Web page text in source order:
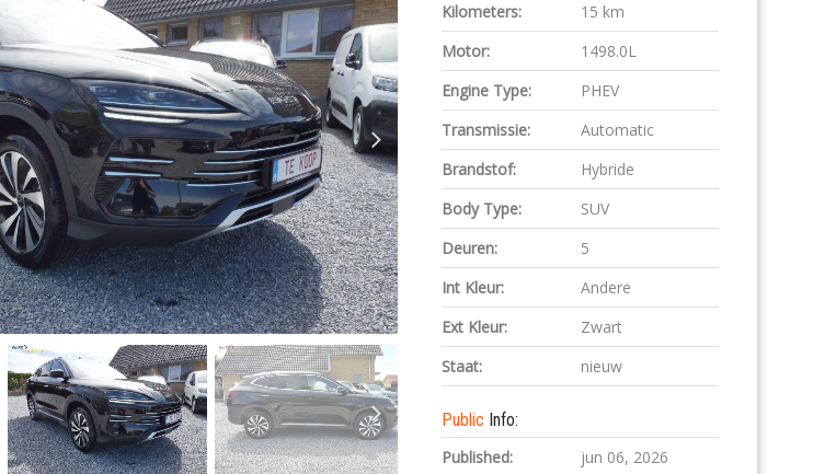
Kilometers:
15 km
Motor:
1498.0L
Engine Type:
PHEV
Transmissie:
Automatic
Brandstof:
Hybride
Body Type:
SUV
Deuren:
5
Int Kleur:
Andere
Ext Kleur:
Zwart
Staat:
nieuw
Public Info:
Published:
jun 06, 2026